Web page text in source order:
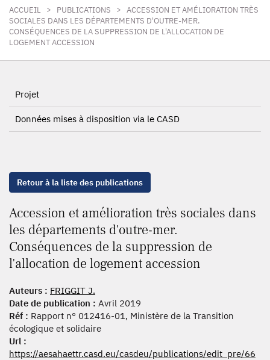
ACCUEIL > PUBLICATIONS > ACCESSION ET AMÉLIORATION TRÈS
SOCIALES DANS LES DÉPARTEMENTS D'OUTRE-MER.
CONSÉQUENCES DE LA SUPPRESSION DE L'ALLOCATION DE
LOGEMENT ACCESSION
Projet
Données mises à disposition via le CASD
Retour à la liste des publications
Accession et amélioration très sociales dans
les départements d'outre-mer.
Conséquences de la suppression de
l'allocation de logement accession
Auteurs : FRIGGIT J.
Date de publication : Avril 2019
Réf : Rapport n° 012416-01, Ministère de la Transition
écologique et solidaire
Url :
https://aesahaettr.casd.eu/casdeu/publications/edit_pre/66